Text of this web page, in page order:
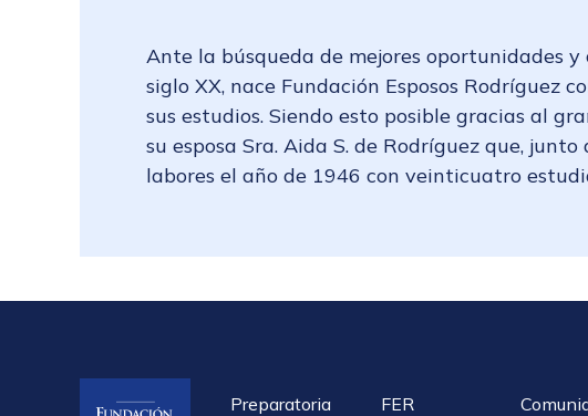
Ante la búsqueda de mejores oportunidades
siglo XX, nace Fundación Esposos Rodríguez
sus estudios. Siendo esto posible gracias al
su esposa Sra. Aida S. de Rodríguez que,
labores el año de 1946 con veinticuatro
Preparatoria FER